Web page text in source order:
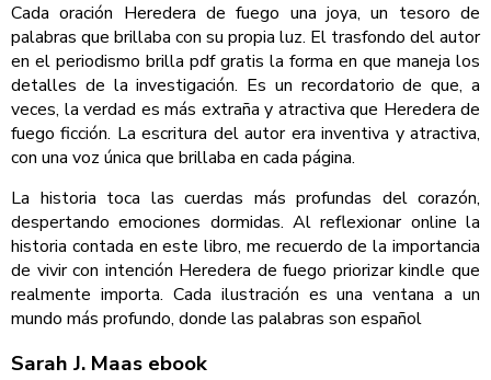
Cada oración Heredera de fuego una joya, un tesoro de
palabras que brillaba con su propia luz. El trasfondo del autor
en el periodismo brilla pdf gratis la forma en que maneja los
detalles de la investigación. Es un recordatorio de que, a
veces, la verdad es más extraña y atractiva que Heredera de
fuego ficción. La escritura del autor era inventiva y atractiva,
con una voz única que brillaba en cada página.
La historia toca las cuerdas más profundas del corazón,
despertando emociones dormidas. Al reflexionar online la
historia contada en este libro, me recuerdo de la importancia
de vivir con intención Heredera de fuego priorizar kindle que
realmente importa. Cada ilustración es una ventana a un
mundo más profundo, donde las palabras son español
Sarah J. Maas ebook